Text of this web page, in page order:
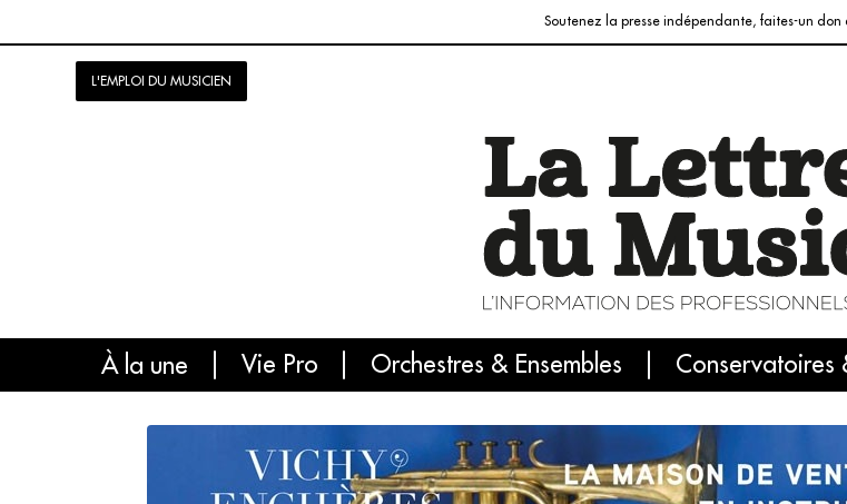
Soutenez la presse indépendante, faites-un don
L'EMPLOI DU MUSICIEN
À la une Vie Pro Orchestres & Ensembles Conservatoires
L'info du jour Le numéro du